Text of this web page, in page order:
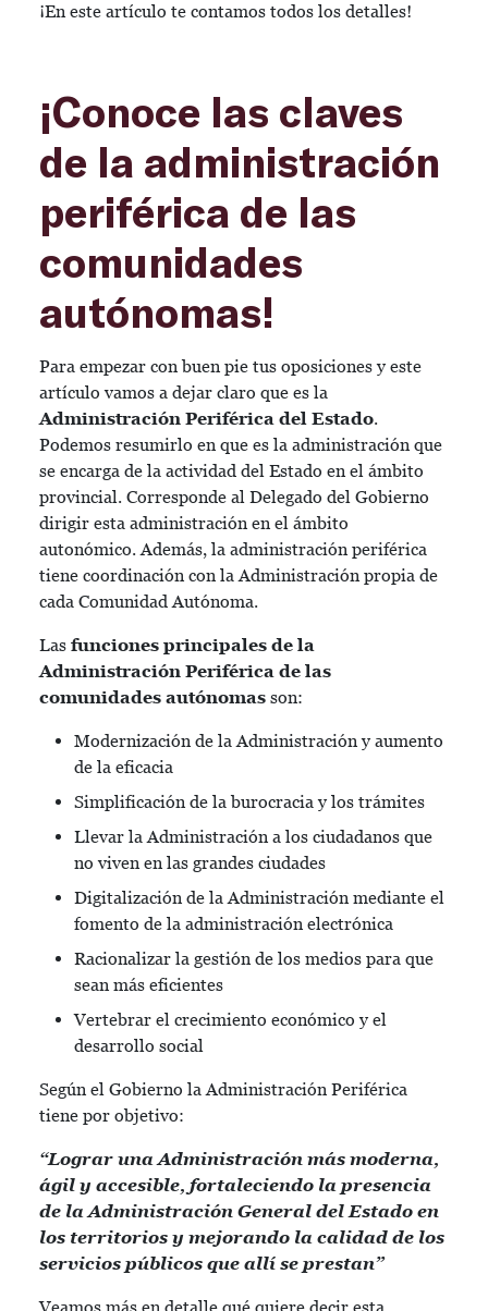
¡En este artículo te contamos todos los detalles!
¡Conoce las claves
de la administración
periférica de las
comunidades
autónomas!
Para empezar con buen pie tus oposiciones y este
artículo vamos a dejar claro que es la
Administración Periférica del Estado.
Podemos resumirlo en que es la administración que
se encarga de la actividad del Estado en el ámbito
provincial. Corresponde al Delegado del Gobierno
dirigir esta administración en el ámbito
autonómico. Además, la administración periférica
tiene coordinación con la Administración propia de
cada Comunidad Autónoma.
Las funciones principales de la
Administración Periférica de las
comunidades autónomas son:
Modernización de la Administración y aumento
de la eficacia
Simplificación de la burocracia y los trámites
Llevar la Administración a los ciudadanos que
no viven en las grandes ciudades
Digitalización de la Administración mediante el
fomento de la administración electrónica
Racionalizar la gestión de los medios para que
sean más eficientes
Vertebrar el crecimiento económico y el
desarrollo social
Según el Gobierno la Administración Periférica
tiene por objetivo:
“Lograr una Administración más moderna,
ágil y accesible, fortaleciendo la presencia
de la Administración General del Estado en
los territorios y mejorando la calidad de los
servicios públicos que allí se prestan”